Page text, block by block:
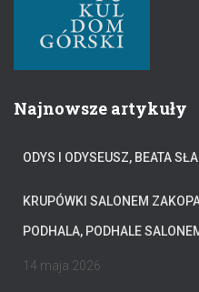
Najnowsze artykuły
ODYS I ODYSEUSZ, BEATA
KRUPÓWKI SALONEM
PODHALA, PODHALE
14 maja 2026